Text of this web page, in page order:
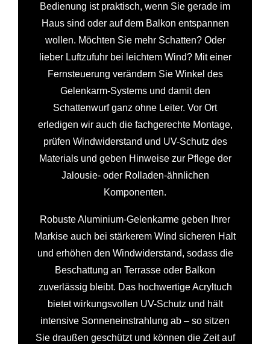
Bedienung ist praktisch, wenn Sie gerade im
Haus sind oder auf dem Balkon entspannen
wollen. Möchten Sie mehr Schatten? Oder
lieber Luftzufuhr bei leichtem Wind? Mit einer
Fernsteuerung verändern Sie Winkel des
Gelenkarm-Systems und damit den
Schattenwurf ganz ohne Leiter. Vor Ort
erledigen wir auch die fachgerechte Montage,
prüfen Windwiderstand und UV-Schutz des
Materials und geben Hinweise zur Pflege der
Jalousie- oder Rolladen-ähnlichen
Komponenten.
Robuste Aluminium-Gelenkarme geben Ihrer
Markise auch bei stärkerem Wind sicheren Halt
und erhöhen den Windwiderstand, sodass die
Beschattung an Terrasse oder Balkon
zuverlässig bleibt. Das hochwertige Acryltuch
bietet wirkungsvollen UV-Schutz und hält
intensive Sonneneinstrahlung ab – so sitzen
Sie draußen geschützt und können die Zeit auf